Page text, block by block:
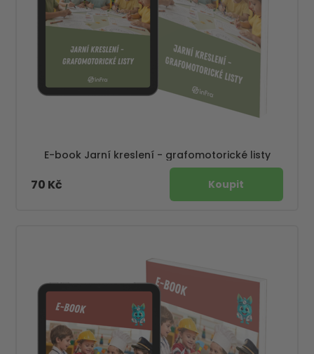
E-book Jarní kreslení - grafomotorické listy
70 Kč